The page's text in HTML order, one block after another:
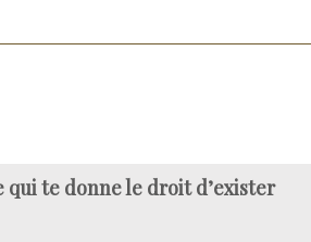
qui te donne le droit d’exister